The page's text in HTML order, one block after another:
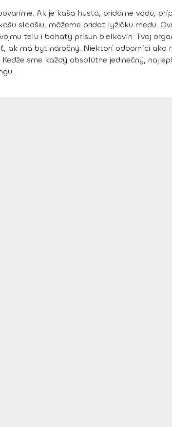
Ak je kaša hustá, pridáme vodu,
sladšiu, môžeme pridať lyžičku medu.
telu i bohatý prísun bielkovín. Tvoj
ak má byť náročný. Niektorí odborníci ako
sme každý absolútne jedinečný,